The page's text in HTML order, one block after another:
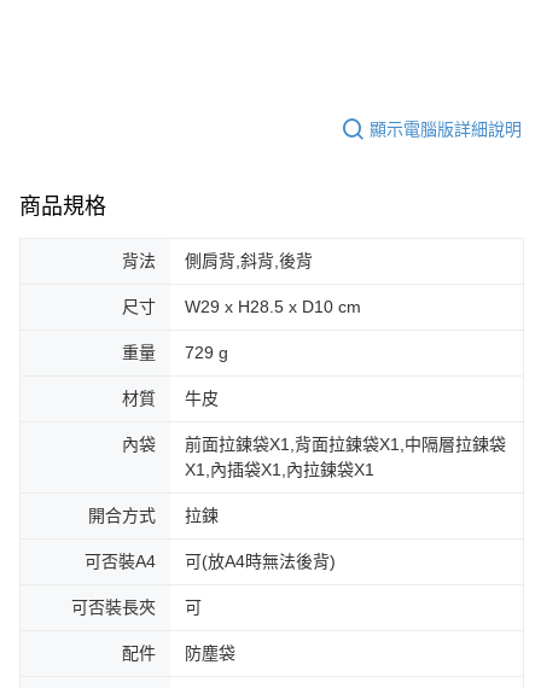
顯示電腦版詳細說明
商品規格
背法 側肩背,斜背,後背
尺寸 W29 x H28.5 x D10 cm
重量 729 g
材質 牛皮
內袋
前面拉鍊袋X1,背面拉鍊袋X1,中隔層拉鍊袋
X1,內插袋X1,內拉鍊袋X1
開合方式 拉鍊
可否裝A4 可(放A4時無法後背)
可否裝長夾 可
配件 防塵袋